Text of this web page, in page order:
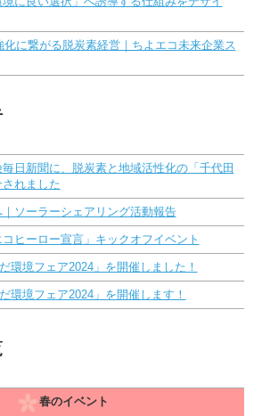
化に繋がる脱炭素経営｜ちよエコ未来企業ス
毎日新聞に、脱炭素と地域活性化の「千代田
れました
ソーラーシェアリング活動報告
コヒーロー宣言」キックオフイベント
環境フェア2024」を開催しました！
環境フェア2024」を開催します！
春のイベント